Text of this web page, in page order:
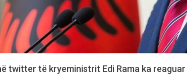
twitter të kryeministrit Edi Rama ka